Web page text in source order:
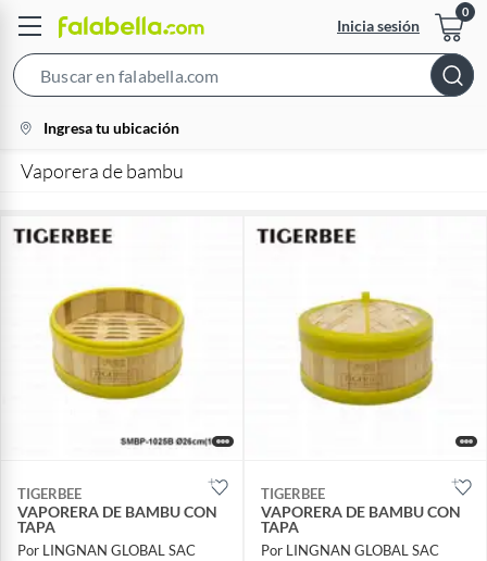
Inicia sesión
Bar
location-
icon
Ingresa tu ubicación
Vaporera de bambu
TIGERBEE
VAPORERA DE BAMBU CON
TAPA
Por LINGNAN GLOBAL SAC
TIGERBEE
VAPORERA DE BAMBU CON
TAPA
Por LINGNAN GLOBAL SAC